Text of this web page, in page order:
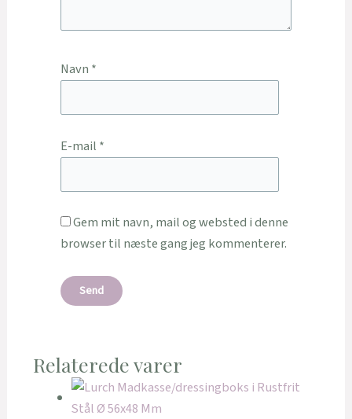
Navn *
E-mail *
Gem mit navn, mail og websted i denne
browser til næste gang jeg kommenterer.
Relaterede varer